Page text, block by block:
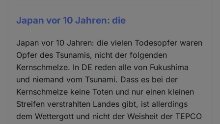
Japan vor 10 Jahren: die
Japan vor 10 Jahren: die vielen Todesopfer waren
Opfer des Tsunamis, nicht der folgenden
Kernschmelze. In DE reden alle von Fukushima
und niemand vom Tsunami. Dass es bei der
Kernschmelze keine Toten und nur einen kleinen
Streifen verstrahlten Landes gibt, ist allerdings
dem Wettergott und nicht der Weisheit der TEPCO